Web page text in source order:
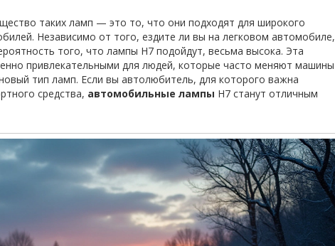
таких ламп — это то, что они подходят для широкого
Независимо от того, ездите ли вы на легковом автомобиле,
того, что лампы H7 подойдут, весьма высока. Эта
привлекательными для людей, которые часто меняют
тип ламп. Если вы автолюбитель, для которого важна
средства, автомобильные лампы H7 станут отличным